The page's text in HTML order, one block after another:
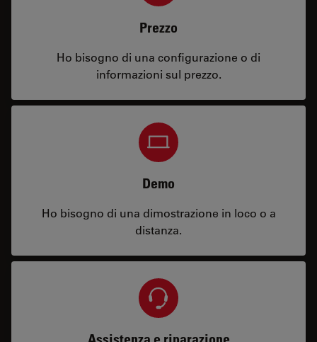
Prezzo
Ho bisogno di una configurazione o di
informazioni sul prezzo.
Demo
Ho bisogno di una dimostrazione in loco o a
distanza.